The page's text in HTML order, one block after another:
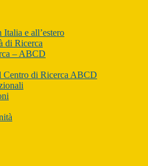
e all’estero
di Ricerca
– ABCD
Centro di Ricerca ABCD